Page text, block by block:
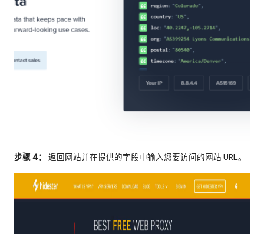
步骤 4： 返回网站并在提供的字段中输入您要访问的网站 URL。